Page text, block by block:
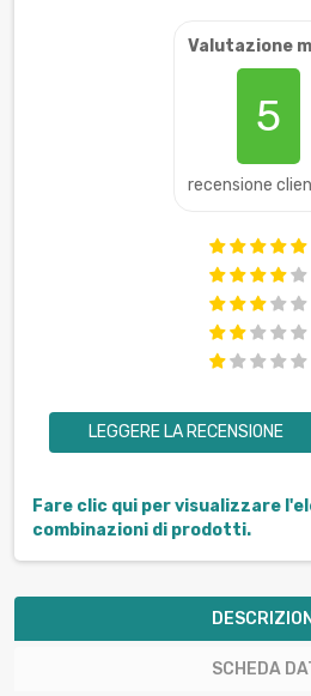
Valutazione
5
recensione
LEGGERE LA RECENSIONE
Fare clic qui per visualizzare
combinazioni di prodotti.
SCHEDA